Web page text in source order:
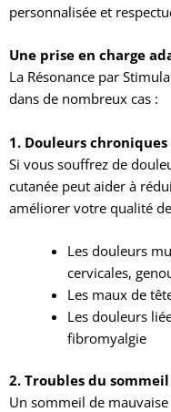
personnalisée et
Une prise en charge
La Résonance par
dans de nombreux cas :
1. Douleurs
Si vous souffrez de
cutanée peut aider à
améliorer votre qualité
Les douleurs
cervicales,
Les maux de
Les douleurs
fibromyalgie
2. Troubles du sommeil
Un sommeil de